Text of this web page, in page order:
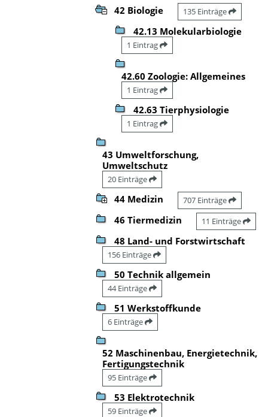
42 Biologie 135 Einträge
42.13 Molekularbiologie
1 Eintrag
42.60 Zoologie: Allgemeines
1 Eintrag
42.63 Tierphysiologie
1 Eintrag
43 Umweltforschung,
Umweltschutz
20 Einträge
44 Medizin 707 Einträge
46 Tiermedizin 11 Einträge
48 Land- und Forstwirtschaft
156 Einträge
50 Technik allgemein
44 Einträge
51 Werkstoffkunde
6 Einträge
52 Maschinenbau, Energietechnik,
Fertigungstechnik
95 Einträge
53 Elektrotechnik
59 Einträge